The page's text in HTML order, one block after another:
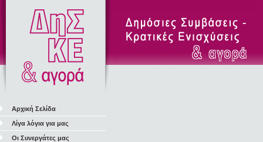
Αρχική Σελίδα
Λίγα λόγια για μας
Οι Συνεργάτες μας